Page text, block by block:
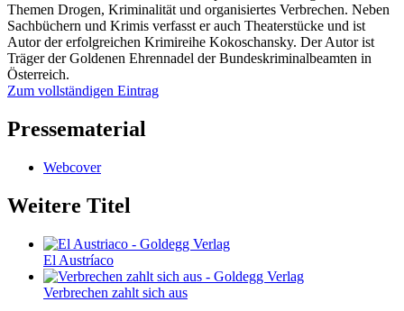
Themen Drogen, Kriminalität und organisiertes Verbrechen. Neben
Sachbüchern und Krimis verfasst er auch Theaterstücke und ist
Autor der erfolgreichen Krimireihe Kokoschansky. Der Autor ist
Träger der Goldenen Ehrennadel der Bundeskriminalbeamten in
Österreich.
Zum vollständigen Eintrag
Pressematerial
Webcover
Weitere Titel
El Austríaco
Verbrechen zahlt sich aus